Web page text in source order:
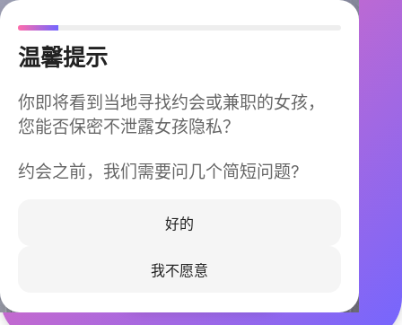
温馨提示
你即将看到当地寻找约会或兼职的女孩，
您能否保密不泄露女孩隐私？
约会之前，我们需要问几个简短问题?
好的
我不愿意
今晚不再孤单
同城快速匹配，马上认识身边的TA
立即下载